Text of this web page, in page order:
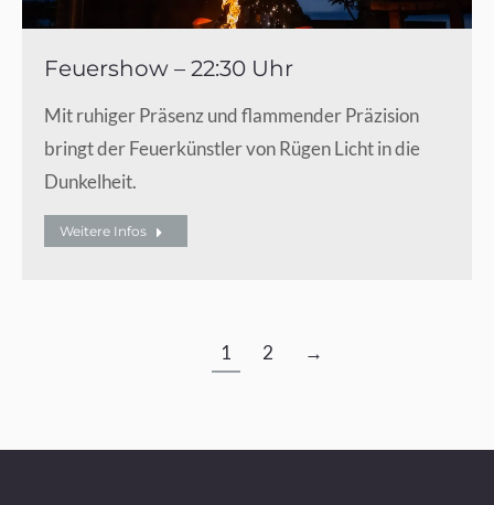
Feuershow – 22:30 Uhr
Mit ruhiger Präsenz und flammender Präzision
bringt der Feuerkünstler von Rügen Licht in die
Dunkelheit.
Weitere Infos
1 2 →